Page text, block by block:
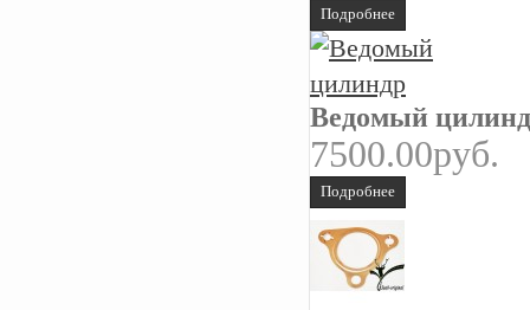
Подробнее
Ведомый
7500.00руб.
Подробнее